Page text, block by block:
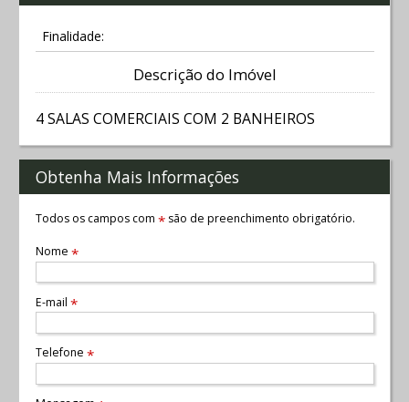
Finalidade:
Descrição do Imóvel
4 SALAS COMERCIAIS COM 2 BANHEIROS
Obtenha Mais Informações
Todos os campos com *são de preenchimento obrigatório.
Nome *
E-mail *
Telefone *